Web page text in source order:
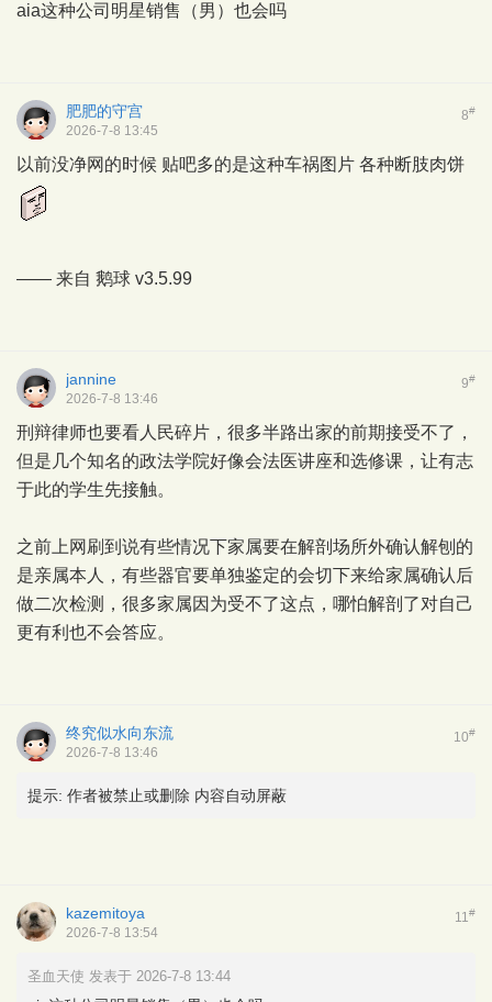
aia这种公司明星销售（男）也会吗
8#
肥肥的守宫
2026-7-8 13:45
以前没净网的时候 贴吧多的是这种车祸图片 各种断肢肉饼
—— 来自 鹅球 v3.5.99
9#
jannine
2026-7-8 13:46
刑辩律师也要看人民碎片，很多半路出家的前期接受不了，
但是几个知名的政法学院好像会法医讲座和选修课，让有志
于此的学生先接触。
之前上网刷到说有些情况下家属要在解剖场所外确认解刨的
是亲属本人，有些器官要单独鉴定的会切下来给家属确认后
做二次检测，很多家属因为受不了这点，哪怕解剖了对自己
更有利也不会答应。
10#
终究似水向东流
2026-7-8 13:46
提示: 作者被禁止或删除 内容自动屏蔽
11#
kazemitoya
2026-7-8 13:54
圣血天使 发表于 2026-7-8 13:44